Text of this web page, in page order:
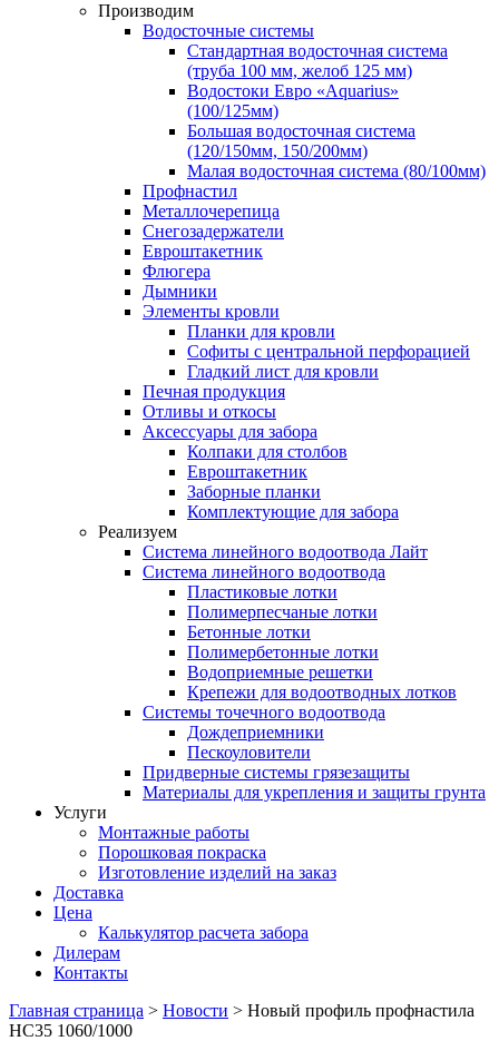
Производим
Водосточные системы
Стандартная водосточная система
(труба 100 мм, желоб 125 мм)
Водостоки Евро «Aquarius»
(100/125мм)
Большая водосточная система
(120/150мм, 150/200мм)
Малая водосточная система (80/100мм)
Профнастил
Металлочерепица
Снегозадержатели
Евроштакетник
Флюгера
Дымники
Элементы кровли
Планки для кровли
Софиты с центральной перфорацией
Гладкий лист для кровли
Печная продукция
Отливы и откосы
Аксессуары для забора
Колпаки для столбов
Евроштакетник
Заборные планки
Комплектующие для забора
Реализуем
Система линейного водоотвода Лайт
Система линейного водоотвода
Пластиковые лотки
Полимерпесчаные лотки
Бетонные лотки
Полимербетонные лотки
Водоприемные решетки
Крепежи для водоотводных лотков
Системы точечного водоотвода
Дождеприемники
Пескоуловители
Придверные системы грязезащиты
Материалы для укрепления и защиты грунта
Услуги
Монтажные работы
Порошковая покраска
Изготовление изделий на заказ
Доставка
Цена
Калькулятор расчета забора
Дилерам
Контакты
Главная страница > Новости > Новый профиль профнастила
НС35 1060/1000